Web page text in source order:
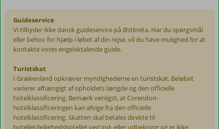
Guideservice
Vi tilbyder ikke dansk guideservice på Østkreta. Har du spørgsmål
eller behov for hjælp i løbet af din rejse, vil du have mulighed for at
kontakte vores engelsktalende guide.
Turistskat
I Grækenland opkræver myndighederne en turistskat. Beløbet
varierer afhængigt af opholdets længde og den officielle
hotelklassificering. Bemærk venligst, at Corendon-
hotelklassificeringen kan afvige fra den officielle
hotelklassificering. Skatten skal betales direkte til
hotellet/lejlighedshotellet ved ind- eller udtjekning og er ikke